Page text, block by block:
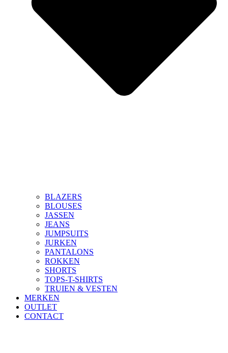
BLAZERS
BLOUSES
JASSEN
JEANS
JUMPSUITS
JURKEN
PANTALONS
ROKKEN
SHORTS
TOPS-T-SHIRTS
TRUIEN & VESTEN
MERKEN
OUTLET
CONTACT